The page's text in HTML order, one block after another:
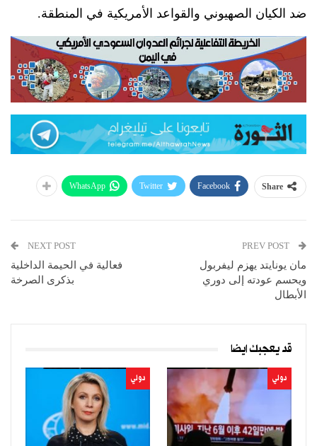
ضد الكيان الصهيوني والقواعد الأمريكية في المنطقة.
Share
Facebook
Twitter
WhatsApp
مان يونايتد يهزم ليفربول
ويحسم عودته إلى دوري
الأبطال
NEXT POST
فعالية في الحيمة الداخلية
بذكرى الصرخة
قد يعجبك ايضا
دولي دولي